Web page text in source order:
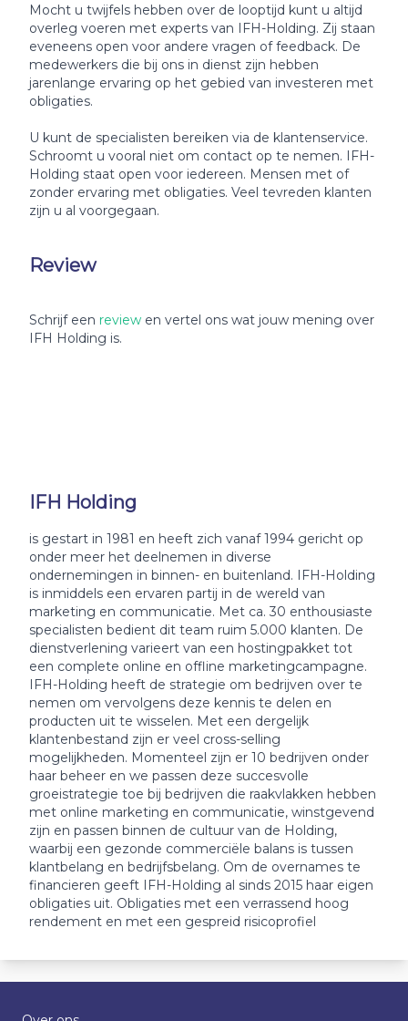
Mocht u twijfels hebben over de looptijd kunt u altijd
overleg voeren met experts van IFH-Holding. Zij staan
eveneens open voor andere vragen of feedback. De
medewerkers die bij ons in dienst zijn hebben
jarenlange ervaring op het gebied van investeren met
obligaties.
U kunt de specialisten bereiken via de klantenservice.
Schroomt u vooral niet om contact op te nemen. IFH-
Holding staat open voor iedereen. Mensen met of
zonder ervaring met obligaties. Veel tevreden klanten
zijn u al voorgegaan.
Review
Schrijf een review en vertel ons wat jouw mening over
IFH Holding is.
IFH Holding
is gestart in 1981 en heeft zich vanaf 1994 gericht op
onder meer het deelnemen in diverse
ondernemingen in binnen- en buitenland. IFH-Holding
is inmiddels een ervaren partij in de wereld van
marketing en communicatie. Met ca. 30 enthousiaste
specialisten bedient dit team ruim 5.000 klanten. De
dienstverlening varieert van een hostingpakket tot
een complete online en offline marketingcampagne.
IFH-Holding heeft de strategie om bedrijven over te
nemen om vervolgens deze kennis te delen en
producten uit te wisselen. Met een dergelijk
klantenbestand zijn er veel cross-selling
mogelijkheden. Momenteel zijn er 10 bedrijven onder
haar beheer en we passen deze succesvolle
groeistrategie toe bij bedrijven die raakvlakken hebben
met online marketing en communicatie, winstgevend
zijn en passen binnen de cultuur van de Holding,
waarbij een gezonde commerciële balans is tussen
klantbelang en bedrijfsbelang. Om de overnames te
financieren geeft IFH-Holding al sinds 2015 haar eigen
obligaties uit. Obligaties met een verrassend hoog
rendement en met een gespreid risicoprofiel